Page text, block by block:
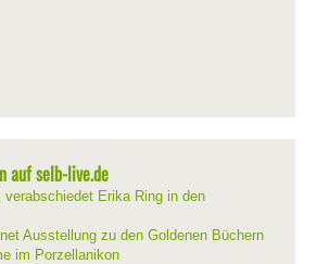
auf selb-live.de
verabschiedet Erika Ring in den
Ausstellung zu den Goldenen Büchern
im Porzellanikon